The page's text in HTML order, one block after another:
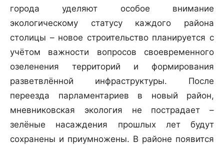
города уделяют особое внимание
экологическому статусу каждого района
столицы – новое строительство планируется с
учётом важности вопросов своевременного
озеленения территорий и формирования
разветвлённой инфраструктуры. После
переезда парламентариев в новый район,
мневниковская экология не пострадает –
зелёные насаждения прошлых лет будут
сохранены и приумножены. В районе появится